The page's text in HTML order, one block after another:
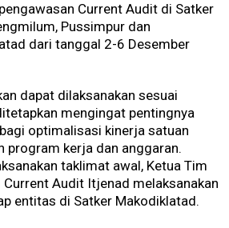
Current Audit di Satker
Pussimpur dan
dari tanggal 2-6 Desember
dapat dilaksanakan sesuai
mengingat pentingnya
optimalisasi kinerja satuan
program kerja dan anggaran.
taklimat awal, Ketua Tim
Audit Itjenad melaksanakan
entitas di Satker Makodiklatad.